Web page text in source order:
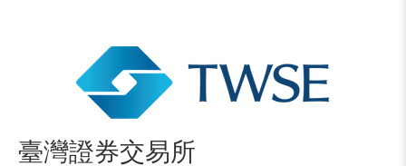
臺灣證券交易所